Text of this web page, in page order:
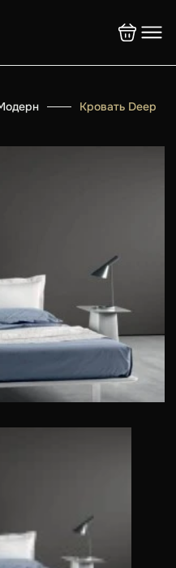
Кровать Deep